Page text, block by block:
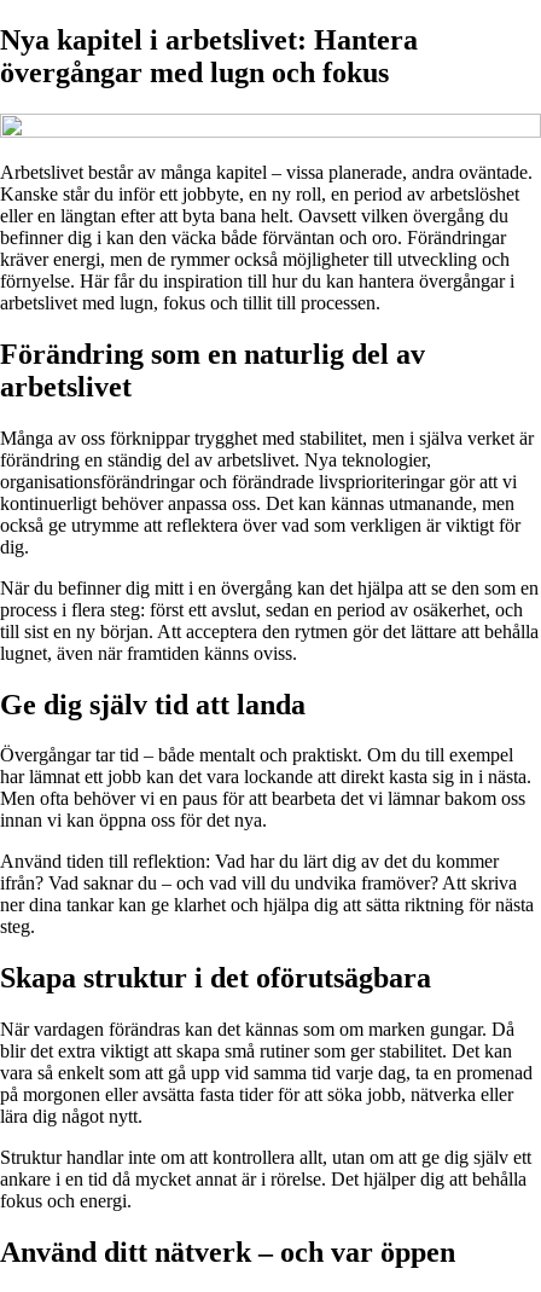
Nya kapitel i arbetslivet: Hantera
övergångar med lugn och fokus
Arbetslivet består av många kapitel – vissa planerade, andra oväntade.
Kanske står du inför ett jobbyte, en ny roll, en period av arbetslöshet
eller en längtan efter att byta bana helt. Oavsett vilken övergång du
befinner dig i kan den väcka både förväntan och oro. Förändringar
kräver energi, men de rymmer också möjligheter till utveckling och
förnyelse. Här får du inspiration till hur du kan hantera övergångar i
arbetslivet med lugn, fokus och tillit till processen.
Förändring som en naturlig del av
arbetslivet
Många av oss förknippar trygghet med stabilitet, men i själva verket är
förändring en ständig del av arbetslivet. Nya teknologier,
organisationsförändringar och förändrade livsprioriteringar gör att vi
kontinuerligt behöver anpassa oss. Det kan kännas utmanande, men
också ge utrymme att reflektera över vad som verkligen är viktigt för
dig.
När du befinner dig mitt i en övergång kan det hjälpa att se den som en
process i flera steg: först ett avslut, sedan en period av osäkerhet, och
till sist en ny början. Att acceptera den rytmen gör det lättare att behålla
lugnet, även när framtiden känns oviss.
Ge dig själv tid att landa
Övergångar tar tid – både mentalt och praktiskt. Om du till exempel
har lämnat ett jobb kan det vara lockande att direkt kasta sig in i nästa.
Men ofta behöver vi en paus för att bearbeta det vi lämnar bakom oss
innan vi kan öppna oss för det nya.
Använd tiden till reflektion: Vad har du lärt dig av det du kommer
ifrån? Vad saknar du – och vad vill du undvika framöver? Att skriva
ner dina tankar kan ge klarhet och hjälpa dig att sätta riktning för nästa
steg.
Skapa struktur i det oförutsägbara
När vardagen förändras kan det kännas som om marken gungar. Då
blir det extra viktigt att skapa små rutiner som ger stabilitet. Det kan
vara så enkelt som att gå upp vid samma tid varje dag, ta en promenad
på morgonen eller avsätta fasta tider för att söka jobb, nätverka eller
lära dig något nytt.
Struktur handlar inte om att kontrollera allt, utan om att ge dig själv ett
ankare i en tid då mycket annat är i rörelse. Det hjälper dig att behålla
fokus och energi.
Använd ditt nätverk – och var öppen